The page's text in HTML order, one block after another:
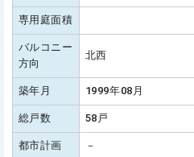
専用庭面積
バルコニー
方向
北西
築年月 1999年08月
総戸数 58戸
都市計画 －